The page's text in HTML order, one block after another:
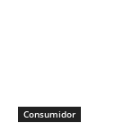
Consumidor